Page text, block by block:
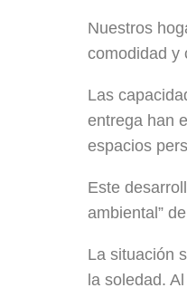
Nuestros
comodidad y
Las
entrega han
espacios
Este
ambiental”
La situación
la soledad.